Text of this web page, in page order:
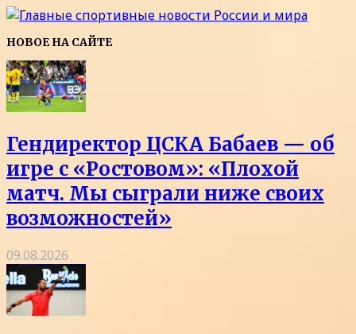
НОВОЕ НА САЙТЕ
Гендиректор ЦСКА Бабаев — об
игре с «Ростовом»: «Плохой
матч. Мы сыграли ниже своих
возможностей»
09.08.2026